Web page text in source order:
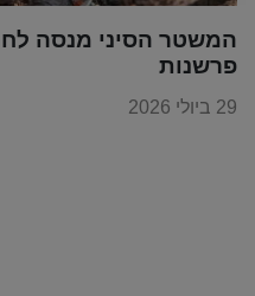
המשטר הסיני מנסה
פרשנות
29 ביולי 2026